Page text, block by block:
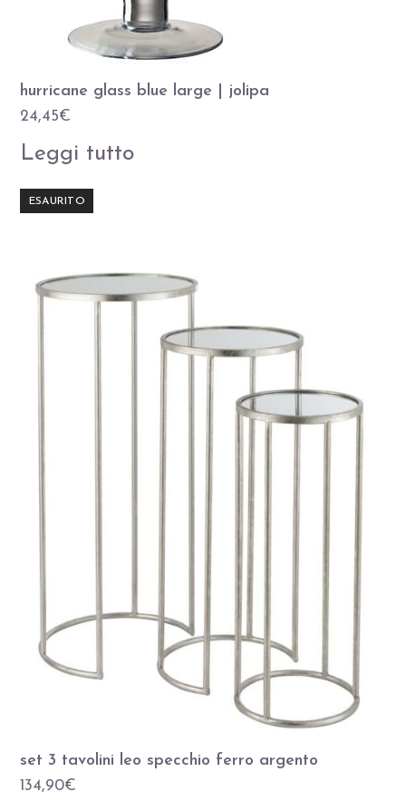
hurricane glass blue large | jolipa
24,45€
Leggi tutto
ESAURITO
set 3 tavolini leo specchio ferro argento
134,90€